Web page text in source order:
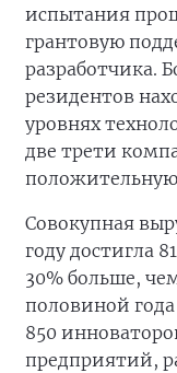
испытания
грантовую
разработчика.
резидентов
уровнях
две трети
Совокупная
году достигла
30% больше,
половиной
850
предприятий,